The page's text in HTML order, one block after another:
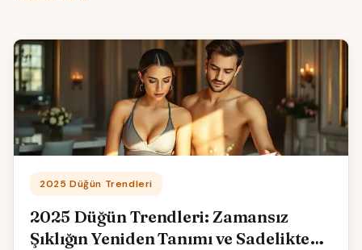
Kategori:
2025 Düğün Trendleri
2025 Düğün Trendleri: Zamansız
Şıklığın Yeniden Tanımı ve Sadelikteki